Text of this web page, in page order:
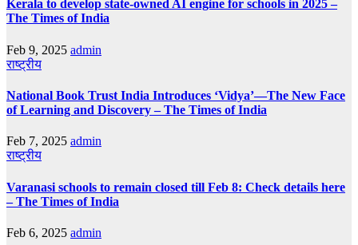
Kerala to develop state-owned AI engine for schools in 2025 –
The Times of India
Feb 9, 2025 admin
राष्ट्रीय
National Book Trust India Introduces ‘Vidya’—The New Face
of Learning and Discovery – The Times of India
Feb 7, 2025 admin
राष्ट्रीय
Varanasi schools to remain closed till Feb 8: Check details here
– The Times of India
Feb 6, 2025 admin